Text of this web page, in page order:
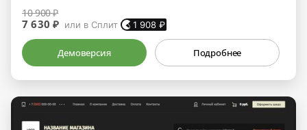
10 900 ₽
7 630 ₽ или в Сплит 1 908 ₽
Демоверсия Подробнее